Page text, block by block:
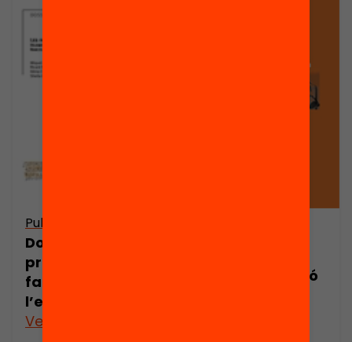
Publicació
Dossier de
premsa: les
famílies davant
l’elecció escolar
Veure’n més
davant l’elecció